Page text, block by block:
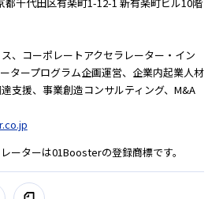
、コーポレートアクセラレーター・イン
タープログラム企画運営、企業内起業人材
支援、事業創造コンサルティング、M&A
ーターは01Boosterの登録商標です。